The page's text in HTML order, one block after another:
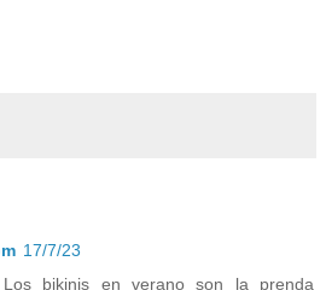
17/7/23
bikinis en verano son la prenda